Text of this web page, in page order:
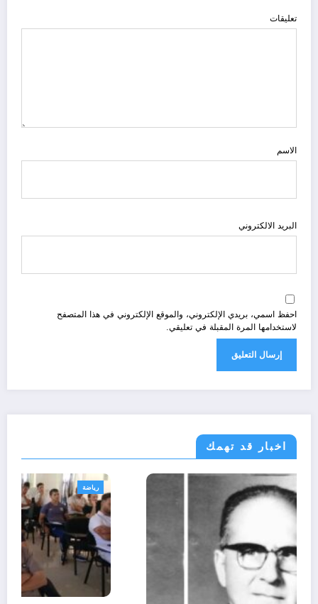
تعليقات
الاسم
البريد الالكتروني
احفظ اسمي، بريدي الإلكتروني، والموقع الإلكتروني في هذا المتصفح
لاستخدامها المرة المقبلة في تعليقي.
اخبار قد تهمك
الحدث تقارير ثقافة